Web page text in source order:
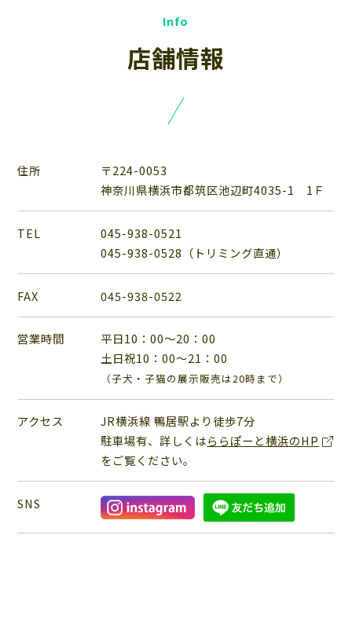
店舗情報
住所
〒224-0053
神奈川県横浜市都筑区池辺町4035-1 1Ｆ
TEL
045-938-0521
045-938-0528（トリミング直通）
FAX 045-938-0522
営業時間
平日10：00～20：00
土日祝10：00～21：00
（子犬・子猫の展示販売は20時まで）
アクセス
JR横浜線 鴨居駅より徒歩7分
駐車場有、詳しくはららぽーと横浜のHP
をご覧ください。
SNS